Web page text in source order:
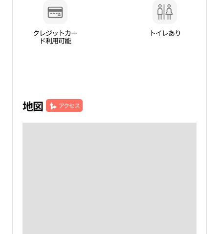
クレジットカー
ド利用可能
トイレあり
地図 アクセス